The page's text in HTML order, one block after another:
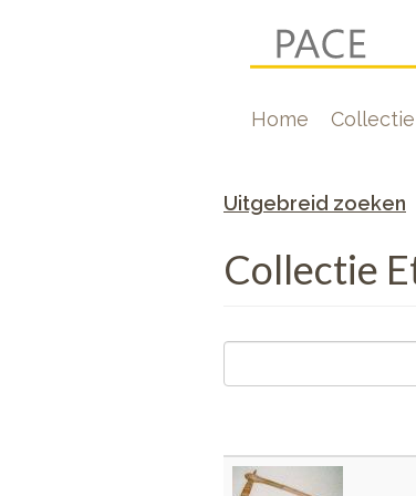
Home Collectie
Uitgebreid zoeken
Collectie